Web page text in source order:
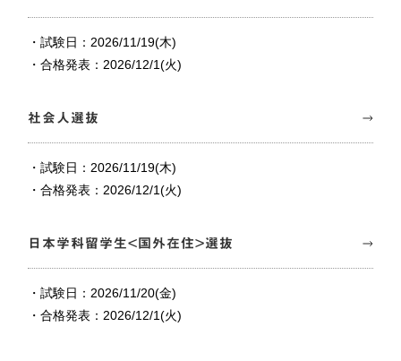
・試験日：2026/11/19(木)
・合格発表：2026/12/1(火)
社会人選抜
・試験日：2026/11/19(木)
・合格発表：2026/12/1(火)
日本学科留学生<国外在住>選抜
・試験日：2026/11/20(金)
・合格発表：2026/12/1(火)